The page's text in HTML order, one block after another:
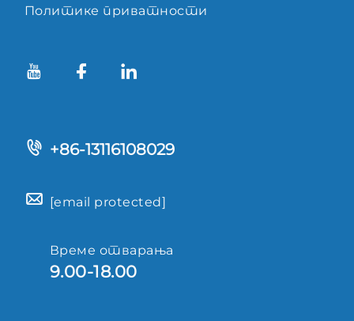
Политике приватности
+86-13116108029
[email protected]
Време отварања
9.00-18.00